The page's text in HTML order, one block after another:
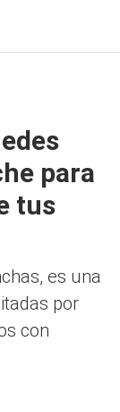
para
tus
es una
por
con